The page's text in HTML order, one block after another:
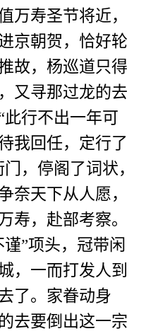
万寿圣节将近，
京朝贺，恰好轮
故，杨巡道只得
又寻那过龙的去
行不出一年可
我回任，定行了
，停阁了词状，
奈天下从人愿，
寿，赴部考察。
”项头，冠带闲
，一而打发人到
了。家眷动身
去要倒出这一宗